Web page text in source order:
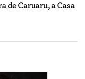
de Caruaru, a Casa